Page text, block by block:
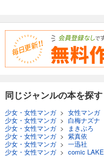
同じジャンルの本を探す
少女・女性マンガ> 女性マンガ
少女・女性マンガ> 白梅ナズナ
少女・女性マンガ>
まきぶろ
少女・女性マンガ> 紫真依
少女・女性マンガ> 一迅社
少女・女性マンガ> comic LAKE